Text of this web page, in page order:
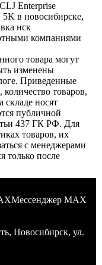
Enterprise
в новосибирске,
нск
компаниями
товара могут
изменены
Приведенные
товаров,
носят
публичной
437 ГК РФ. Для
товаров, их
с менеджерами
только после
Мессенджер MAX
, Новосибирск, ул.